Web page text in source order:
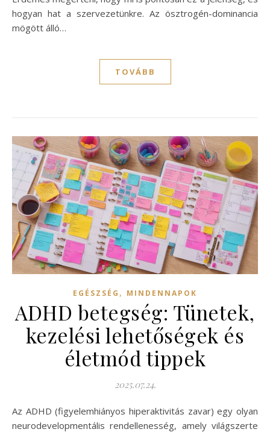
hogyan hat a szervezetünkre. Az ösztrogén-dominancia
mögött álló…
TOVÁBB
EGÉSZSÉG , MINDENNAPOK
ADHD betegség: Tünetek,
kezelési lehetőségek és
életmód tippek
2025.07.24.
Az ADHD (figyelemhiányos hiperaktivitás zavar) egy olyan
neurodevelopmentális rendellenesség, amely világszerte